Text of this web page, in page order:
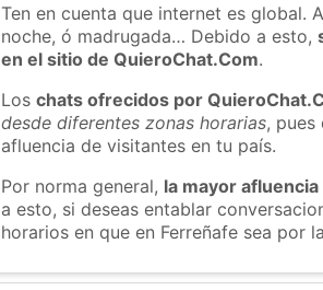
Ten en cuenta que internet es global.
noche, ó madrugada… Debido a esto,
en el sitio de QuieroChat.Com.
Loschats ofrecidos por
desde diferentes zonas horarias, pues
afluencia de visitantes en tu país.
Por norma general, la mayor
a esto, si deseas entablar
horarios en que en Ferreñafe sea por